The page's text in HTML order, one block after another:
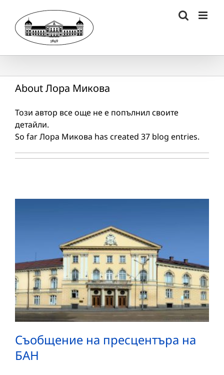
content
AboutЛора Микова
Този автор все още не е попълнил своите
детайли.
So far Лора Микова has created 37 blog entries.
Съобщение на пресцентъра на
БАН